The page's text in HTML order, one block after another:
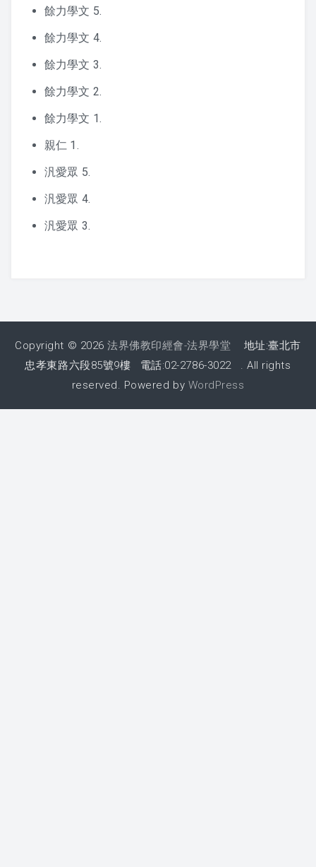
餘力學文 5.
餘力學文 4.
餘力學文 3.
餘力學文 2.
餘力學文 1.
親仁 1.
汎愛眾 5.
汎愛眾 4.
汎愛眾 3.
Copyright © 2026法界佛教印經會-法界學堂 地址:臺北市
忠孝東路六段85號9樓 電話:02-2786-3022 . All rights
reserved. Powered by WordPress